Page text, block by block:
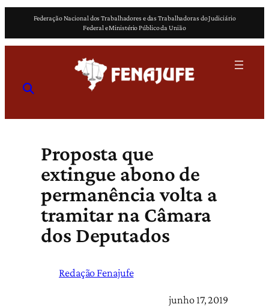
o
Federação Nacional dos Trabalhadores e das Trabalhadoras do Judiciário
Federal e Ministério Público da União
Proposta que
extingue abono de
permanência volta a
tramitar na Câmara
dos Deputados
Redação Fenajufe
junho 17, 2019